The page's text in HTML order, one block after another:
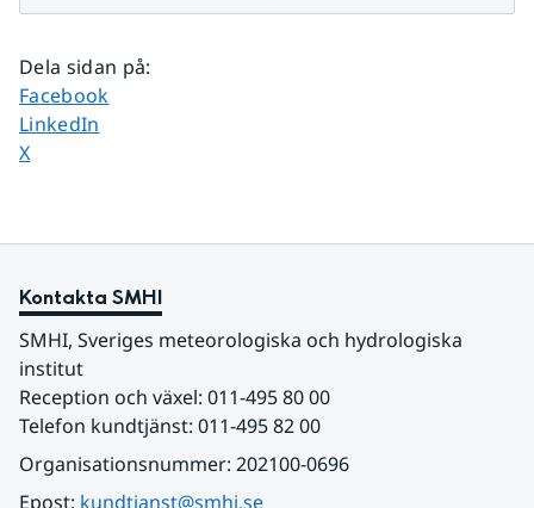
Dela sidan på:
Dela sidan på
Facebook
Dela sidan på
LinkedIn
Dela sidan på
X
Kontakta SMHI
SMHI, Sveriges meteorologiska och hydrologiska
institut
Reception och växel: 011-495 80 00
Telefon kundtjänst: 011-495 82 00
Organisationsnummer: 202100-0696
Epost: kundtjanst@smhi.se